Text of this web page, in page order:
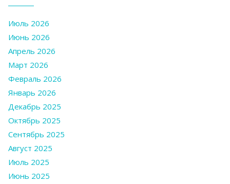
Июль 2026
Июнь 2026
Апрель 2026
Март 2026
Февраль 2026
Январь 2026
Декабрь 2025
Октябрь 2025
Сентябрь 2025
Август 2025
Июль 2025
Июнь 2025